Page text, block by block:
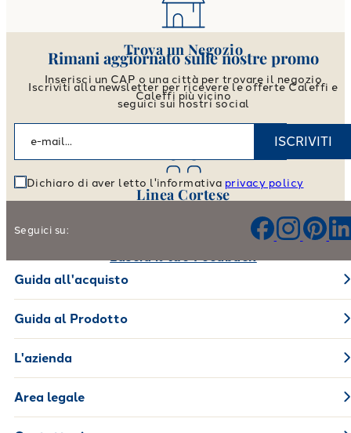
Trova un Negozio
Inserisci un CAP o una città per trovare il negozio
Caleffi più vicino
Vai allo store locator
Linea Cortese
Aiutaci a migliorare i nostri prodotti e il nostro servizio
Rimani aggiornato sulle nostre promo
Iscriviti alla newsletter per ricevere le offerte Caleffi e
seguici sui nostri social
ISCRIVITI
Dichiaro di aver letto l'informativa privacy policy
Seguici su:
Guida all'acquisto
Guida al Prodotto
L'azienda
Area legale